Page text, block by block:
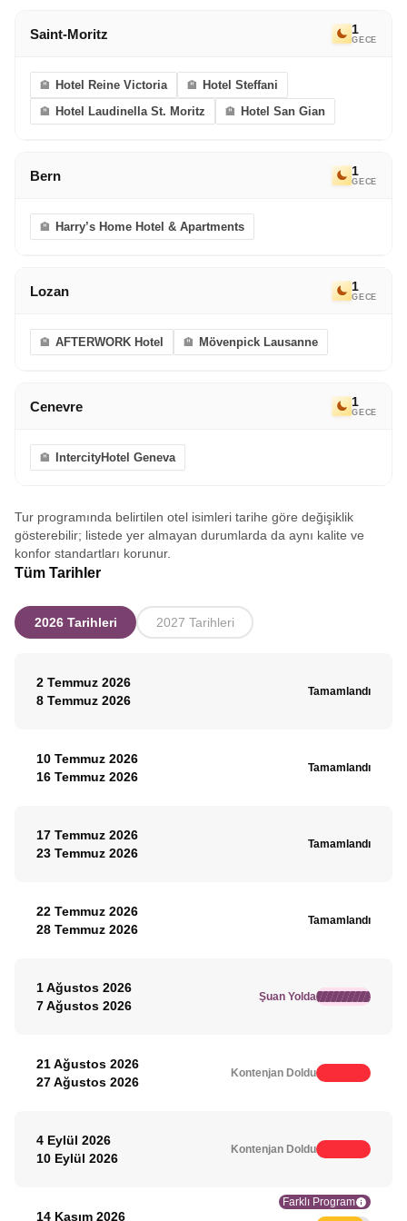
Saint-Moritz 1
GECE
Hotel Reine Victoria
Hotel Steffani
Hotel Laudinella St. Moritz
Hotel San Gian
Bern 1
GECE
Harry’s Home Hotel & Apartments
Lozan 1
GECE
AFTERWORK Hotel Mövenpick Lausanne
Cenevre 1
GECE
IntercityHotel Geneva
Tur programında belirtilen otel isimleri tarihe göre değişiklik
gösterebilir; listede yer almayan durumlarda da aynı kalite ve
konfor standartları korunur.
Tüm Tarihler
2026 Tarihleri 2027 Tarihleri
2 Temmuz 2026
8 Temmuz 2026
Tamamlandı
10 Temmuz 2026
16 Temmuz 2026
Tamamlandı
17 Temmuz 2026
23 Temmuz 2026
Tamamlandı
22 Temmuz 2026
28 Temmuz 2026
Tamamlandı
1 Ağustos 2026
7 Ağustos 2026
Şuan Yolda
21 Ağustos 2026
27 Ağustos 2026
Kontenjan Doldu
4 Eylül 2026
10 Eylül 2026
Kontenjan Doldu
14 Kasım 2026
Farklı Program